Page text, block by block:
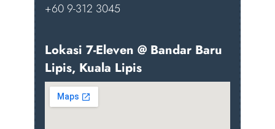
+60 9-312 3045
Lokasi 7-Eleven @ Bandar Baru
Lipis, Kuala Lipis